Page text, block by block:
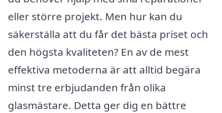
eller större projekt. Men hur kan du
säkerställa att du får det bästa priset och
den högsta kvaliteten? En av de mest
effektiva metoderna är att alltid begära
minst tre erbjudanden från olika
glasmästare. Detta ger dig en bättre